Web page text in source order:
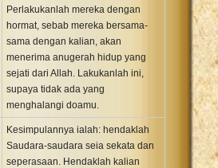
Perlakukanlah mereka dengan
hormat, sebab mereka bersama-
sama dengan kalian, akan
menerima anugerah hidup yang
sejati dari Allah. Lakukanlah ini,
supaya tidak ada yang
menghalangi doamu.
Kesimpulannya ialah: hendaklah
Saudara-saudara seia sekata dan
seperasaan. Hendaklah kalian